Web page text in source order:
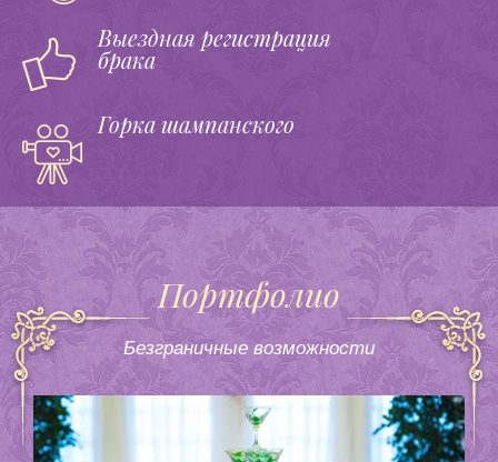
Выездная регистрация
брака
Горка шампанского
Портфолио
Безграничные возможности